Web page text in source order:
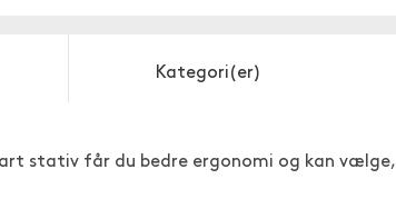
Kategori(er)
stativ får du bedre ergonomi og kan vælge,